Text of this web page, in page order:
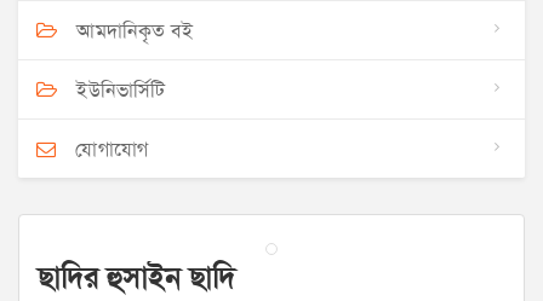
আমদানিকৃত বই
ইউনিভার্সিটি
যোগাযোগ
ছাদির হুসাইন ছাদি